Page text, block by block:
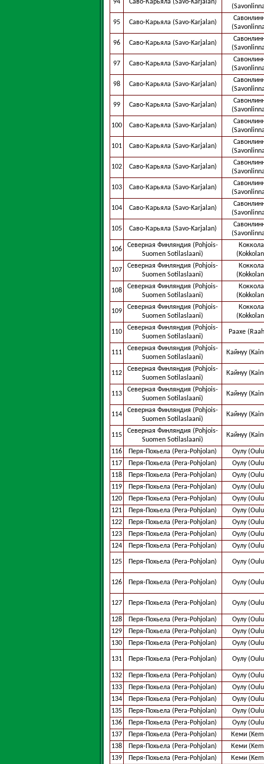
94 Саво-Карьяла (Savo-Karjalan)
95 Саво-Карьяла (Savo-Karjalan)
96 Саво-Карьяла (Savo-Karjalan)
97 Саво-Карьяла (Savo-Karjalan)
98 Саво-Карьяла (Savo-Karjalan)
99 Саво-Карьяла (Savo-Karjalan)
100 Саво-Карьяла (Savo-Karjalan)
101 Саво-Карьяла (Savo-Karjalan)
102 Саво-Карьяла (Savo-Karjalan)
103 Саво-Карьяла (Savo-Karjalan)
104 Саво-Карьяла (Savo-Karjalan)
105 Саво-Карьяла (Savo-Karjalan)
106
Северная Финляндия (Pohjois-
Suomen Sotilaslaani)
Коккола
107
Северная Финляндия (Pohjois-
Suomen Sotilaslaani)
Коккола
108
Северная Финляндия (Pohjois-
Suomen Sotilaslaani)
Коккола
109
Северная Финляндия (Pohjois-
Suomen Sotilaslaani)
Коккола
110
Северная Финляндия (Pohjois-
Suomen Sotilaslaani)
Раахе
111
Северная Финляндия (Pohjois-
Suomen Sotilaslaani)
Кайнуу
112
Северная Финляндия (Pohjois-
Suomen Sotilaslaani)
Кайнуу
113
Северная Финляндия (Pohjois-
Suomen Sotilaslaani)
Кайнуу
114
Северная Финляндия (Pohjois-
Suomen Sotilaslaani)
Кайнуу
115
Северная Финляндия (Pohjois-
Suomen Sotilaslaani)
Кайнуу
116 Перя-Похьела (Pera-Pohjolan)
Оулу
117
Перя-Похьела (Pera-Pohjolan)
Оулу
118
Перя-Похьела (Pera-Pohjolan)
Оулу
119
Перя-Похьела (Pera-Pohjolan)
Оулу
120
Перя-Похьела (Pera-Pohjolan)
Оулу
121
Перя-Похьела (Pera-Pohjolan)
Оулу
122
Перя-Похьела (Pera-Pohjolan)
Оулу
123
Перя-Похьела (Pera-Pohjolan)
Оулу
124
Перя-Похьела (Pera-Pohjolan) Оулу
125 Перя-Похьела (Pera-Pohjolan) Оулу
126 Перя-Похьела (Pera-Pohjolan) Оулу
127 Перя-Похьела (Pera-Pohjolan) Оулу
128 Перя-Похьела (Pera-Pohjolan)
Оулу
129
Перя-Похьела (Pera-Pohjolan)
Оулу
130
Перя-Похьела (Pera-Pohjolan) Оулу
131 Перя-Похьела (Pera-Pohjolan) Оулу
132 Перя-Похьела (Pera-Pohjolan)
Оулу
133
Перя-Похьела (Pera-Pohjolan)
Оулу
134
Перя-Похьела (Pera-Pohjolan)
Оулу
135
Перя-Похьела (Pera-Pohjolan)
Оулу
136
Перя-Похьела (Pera-Pohjolan)
Оулу
137
Перя-Похьела (Pera-Pohjolan)
Кеми
138
Перя-Похьела (Pera-Pohjolan)
Кеми
139
Перя-Похьела (Pera-Pohjolan)
Кеми